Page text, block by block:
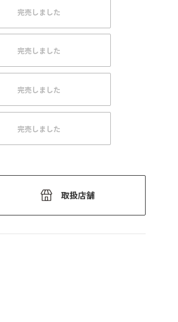
完売しました
完売しました
完売しました
完売しました
取扱店舗